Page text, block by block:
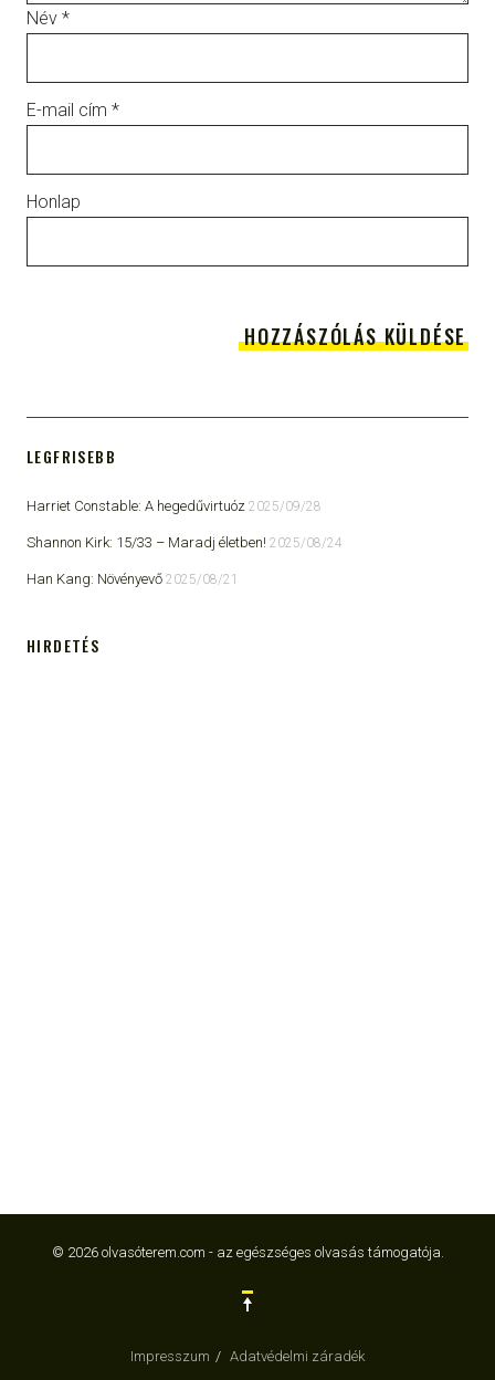
Név *
E-mail cím *
Honlap
LEGFRISEBB
Harriet Constable: A hegedűvirtuóz 2025/09/28
Shannon Kirk: 15/33 ​– Maradj életben! 2025/08/24
Han Kang: Növényevő 2025/08/21
HIRDETÉS
© 2026 olvasóterem.com - az egészséges olvasás támogatója.
Impresszum Adatvédelmi záradék